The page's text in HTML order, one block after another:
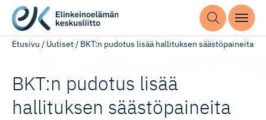
Etusivu / Uutiset/ BKT:n pudotus lisää hallituksen säästöpaineita
BKT:n pudotus lisää
hallituksen säästöpaineita